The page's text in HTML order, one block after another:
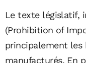
Le texte législatif,
(Prohibition of
principalement les
manufacturés. En